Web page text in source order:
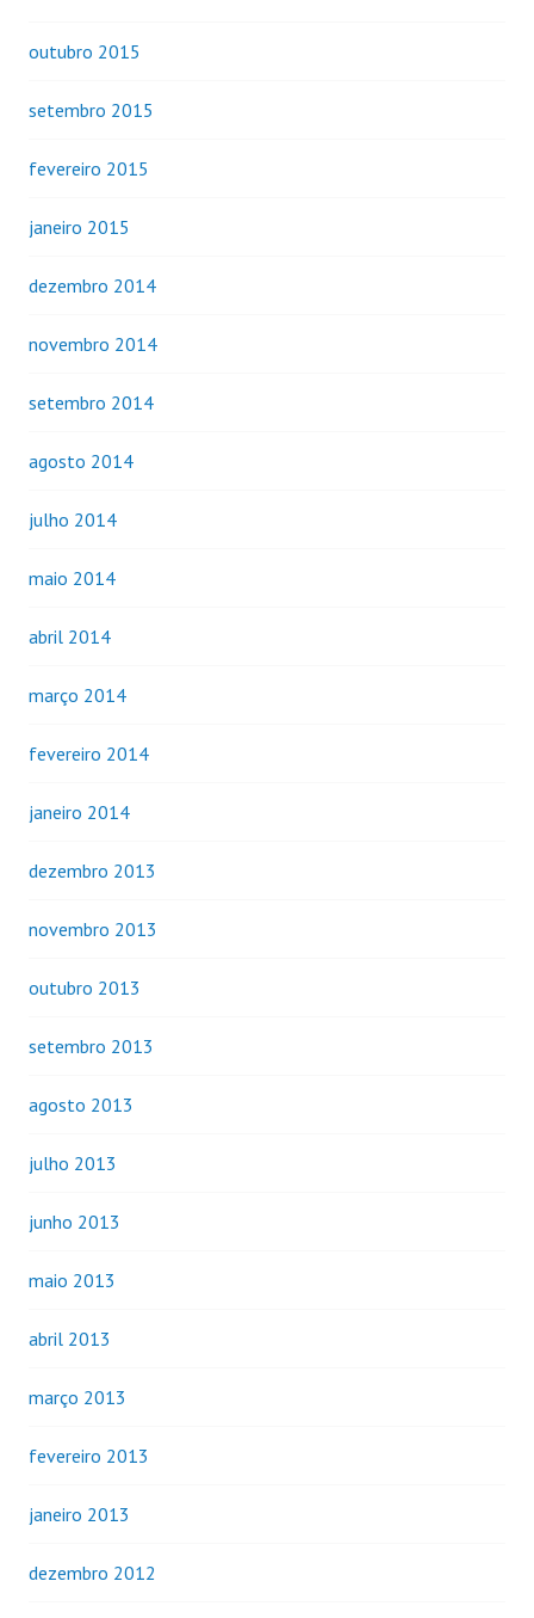
outubro 2015
setembro 2015
fevereiro 2015
janeiro 2015
dezembro 2014
novembro 2014
setembro 2014
agosto 2014
julho 2014
maio 2014
abril 2014
março 2014
fevereiro 2014
janeiro 2014
dezembro 2013
novembro 2013
outubro 2013
setembro 2013
agosto 2013
julho 2013
junho 2013
maio 2013
abril 2013
março 2013
fevereiro 2013
janeiro 2013
dezembro 2012